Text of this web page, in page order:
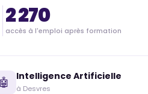
2 270
accès à l'emploi après formation
🤖 Intelligence Artificielle
à Desvres